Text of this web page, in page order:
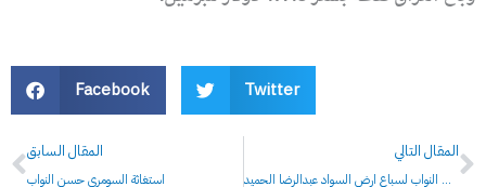
Facebook Twitter
Prev
المقال السابق
استغاثة السومري حسن النواب
المقال التالي
وصايا حسن النواب لسباع ارض السواد عبدالرضا الحميد